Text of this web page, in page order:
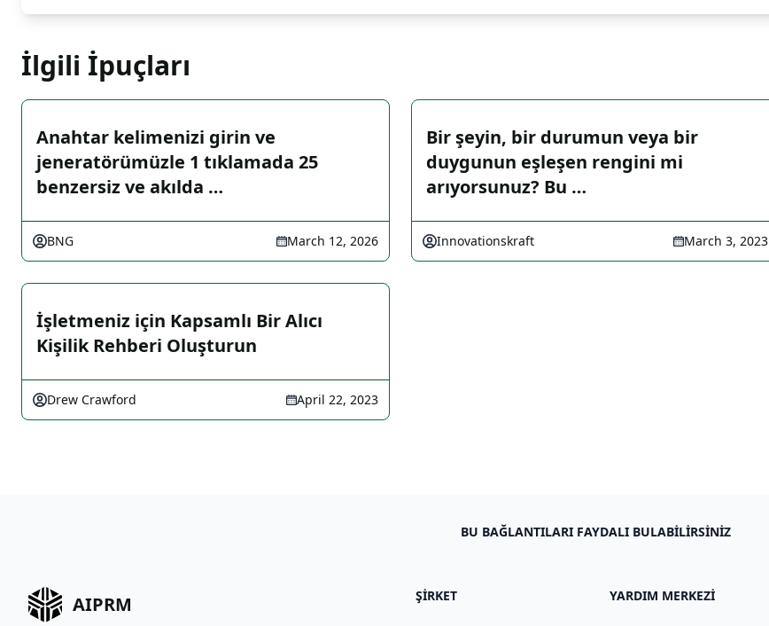
İlgili İpuçları
Anahtar kelimenizi girin ve
jeneratörümüzle 1 tıklamada 25
benzersiz ve akılda …
BNG March 12, 2026
Bir şeyin, bir durumun veya bir
duygunun eşleşen rengini mi
arıyorsunuz? Bu …
Innovationskraft March 3, 2023
İşletmeniz için Kapsamlı Bir Alıcı
Kişilik Rehberi Oluşturun
Drew Crawford April 22, 2023
BU BAĞLANTILARI FAYDALI BULABILIRSINIZ
AIPRM ŞIRKET YARDIM MERKEZI